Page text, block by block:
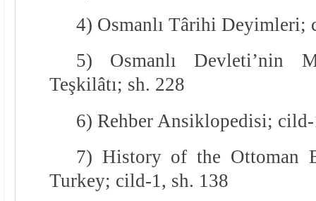
4) Osmanlı Târihi Deyimleri;
5) Osmanlı Devleti’nin
Teşkilâtı; sh. 228
6) Rehber Ansiklopedisi;
7) History of the Ottoman
Turkey; cild-1, sh. 138